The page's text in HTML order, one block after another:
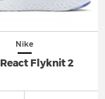
Nike
Flyknit 2